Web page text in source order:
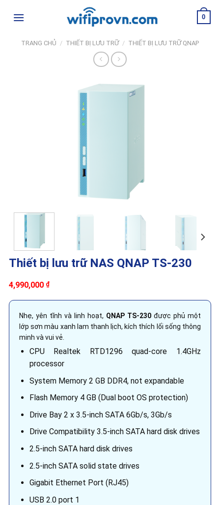
0
TRANG CHỦ / THIẾT BỊ LƯU TRỮ / THIẾT BỊ LƯU TRỮ QNAP
Thiết bị lưu trữ NAS QNAP TS-230
4,990,000 ₫
Nhẹ, yên tĩnh và linh hoạt, QNAP TS-230 được phủ một
lớp sơn màu xanh lam thanh lịch, kích thích lối sống thông
minh và vui vẻ.
CPU Realtek RTD1296 quad-core 1.4GHz
processor
System Memory 2 GB DDR4, not expandable
Flash Memory 4 GB (Dual boot OS protection)
Drive Bay 2 x 3.5-inch SATA 6Gb/s, 3Gb/s
Drive Compatibility 3.5-inch SATA hard disk drives
2.5-inch SATA hard disk drives
2.5-inch SATA solid state drives
Gigabit Ethernet Port (RJ45)
USB 2.0 port 1